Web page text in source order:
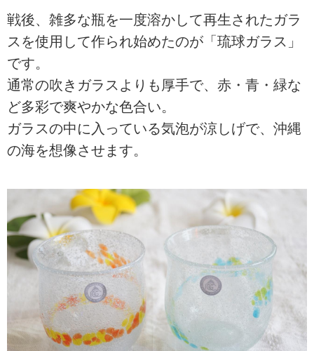
戦後、雑多な瓶を一度溶かして再生されたガラ
スを使用して作られ始めたのが「琉球ガラス」
です。
通常の吹きガラスよりも厚手で、赤・青・緑な
ど多彩で爽やかな色合い。
ガラスの中に入っている気泡が涼しげで、沖縄
の海を想像させます。